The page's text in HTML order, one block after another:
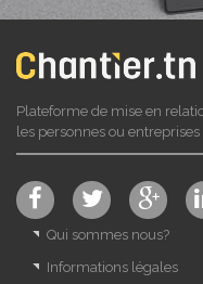
Plateforme de mise en
les personnes ou
Qui sommes nous?
Informations légales